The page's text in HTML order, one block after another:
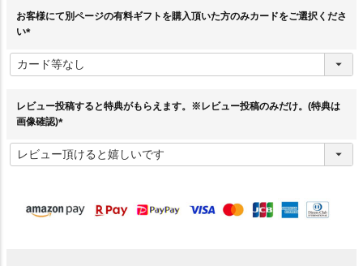
お客様にて別ページの有料ギフトを購入頂いた方のみカードをご選択くださ
い
必
須
レビュー投稿すると特典がもらえます。※レビュー投稿のみだけ。(特典は
画像確認)
必
須